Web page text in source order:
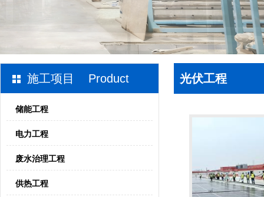
施工项目 Product
储能工程
电力工程
废水治理工程
供热工程
光伏工程